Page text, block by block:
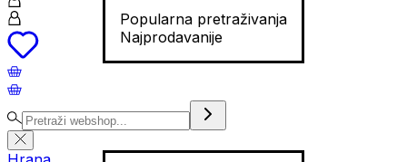
Popularna pretraživanja
Najprodavanije